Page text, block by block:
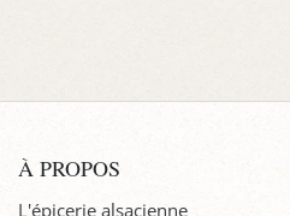
À PROPOS
L'épicerie alsacienne